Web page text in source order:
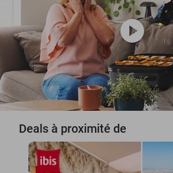
play_circle
Deals à proximité de